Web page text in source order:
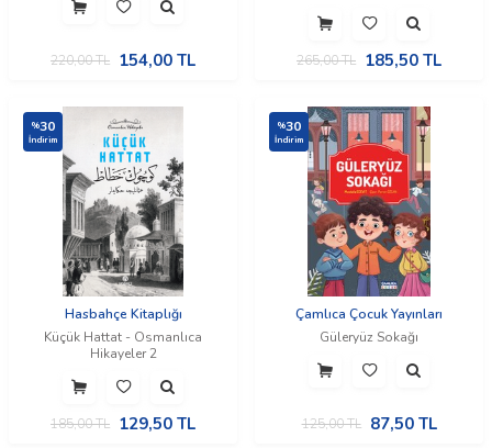
220,00TL 154,00 TL 265,00TL 185,50 TL
%30
İndirim
Hasbahçe Kitaplığı
Küçük Hattat - Osmanlıca
Hikayeler 2
185,00TL 129,50 TL
%30
İndirim
Çamlıca Çocuk Yayınları
Güleryüz Sokağı
125,00TL 87,50TL